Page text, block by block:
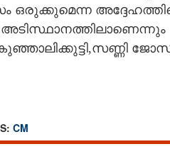
ഒരുക്കുമെന്ന
CM